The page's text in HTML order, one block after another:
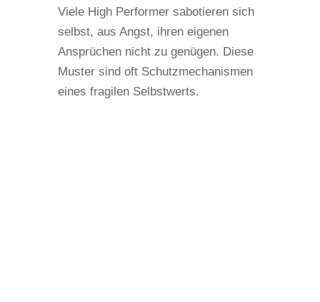
Viele High Performer sabotieren sich
selbst, aus Angst, ihren eigenen
Ansprüchen nicht zu genügen. Diese
Muster sind oft Schutzmechanismen
eines fragilen Selbstwerts.